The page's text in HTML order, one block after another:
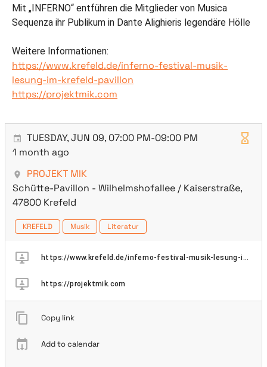
Mit „INFERNO“ entführen die Mitglieder von Musica
Sequenza ihr Publikum in Dante Alighieris legendäre Hölle
Weitere Informationen:
https://www.krefeld.de/inferno-festival-musik-
lesung-im-krefeld-pavillon
https://projektmik.com
TUESDAY, JUN 09, 07:00 PM-09:00 PM
1 month ago
PROJEKT MIK
Schütte-Pavillon - Wilhelmshofallee / Kaiserstraße,
47800 Krefeld
KREFELD Musik Literatur
https://www.krefeld.de/inferno-festival-musik-lesung-im-krefeld-pavillon
https://projektmik.com
Copy link
Add to calendar